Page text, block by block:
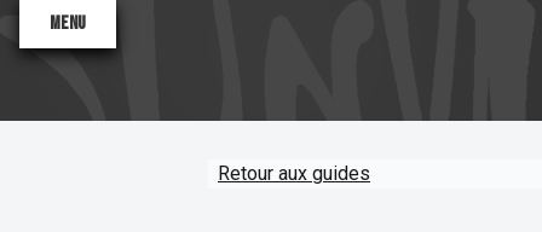
Menu
Retour aux guides